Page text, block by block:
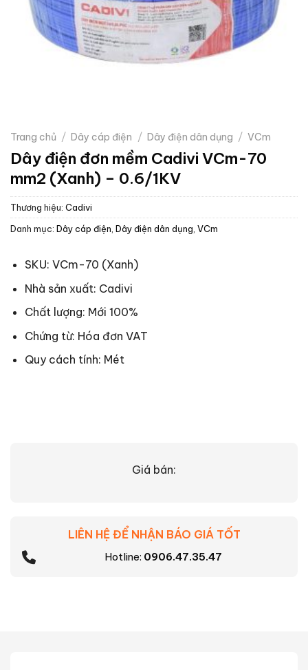
Trang chủ / Dây cáp điện / Dây điện dân dụng / VCm
Dây điện đơn mềm Cadivi VCm-70
mm2 (Xanh) – 0.6/1KV
Thương hiệu: Cadivi
Danh mục: Dây cáp điện Dây điện dân dụng VCm
SKU: VCm-70 (Xanh)
Nhà sản xuất: Cadivi
Chất lượng: Mới 100%
Chứng từ: Hóa đơn VAT
Quy cách tính: Mét
Giá bán:
LIÊN HỆ ĐỂ NHẬN BÁO GIÁ TỐT
Hotline: 0906.47.35.47